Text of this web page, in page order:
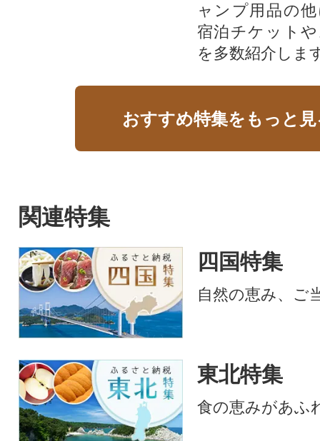
ャンプ用品の
宿泊チケット
を多数紹介しま
おすすめ特集をもっと
関連特集
四国特集
自然の恵み、ご
東北特集
食の恵みがあふ